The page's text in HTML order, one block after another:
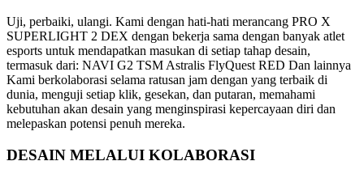
Uji, perbaiki, ulangi. Kami dengan hati-hati merancang PRO X
SUPERLIGHT 2 DEX dengan bekerja sama dengan banyak atlet
esports untuk mendapatkan masukan di setiap tahap desain,
termasuk dari: NAVI G2 TSM Astralis FlyQuest RED Dan lainnya
Kami berkolaborasi selama ratusan jam dengan yang terbaik di
dunia, menguji setiap klik, gesekan, dan putaran, memahami
kebutuhan akan desain yang menginspirasi kepercayaan diri dan
melepaskan potensi penuh mereka.
DESAIN MELALUI KOLABORASI